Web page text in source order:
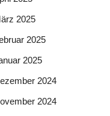
2025
2025
2025
2024
2024